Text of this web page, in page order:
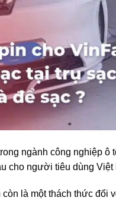
ngành công nghiệp ô
cho người tiêu dùng Việt
là một thách thức đối